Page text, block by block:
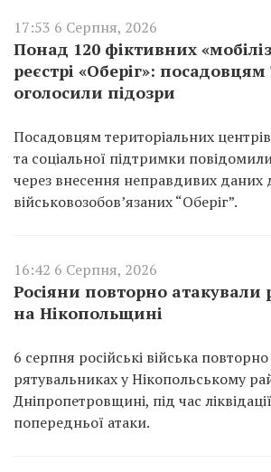
17:53 6 Серпня, 2026
Понад 120 фіктивних
реєстрі «Оберіг»:
оголосили підозри
Посадовцям територіальних
та соціальної підтримки
через внесення неправдивих даних
військовозобов’язаних “Оберіг”.
16:42 6 Серпня, 2026
Росіяни повторно атакували
на Нікопольщині
6 серпня російські війська
рятувальниках у Нікопольському
Дніпропетровщині, під час
попередньої атаки.